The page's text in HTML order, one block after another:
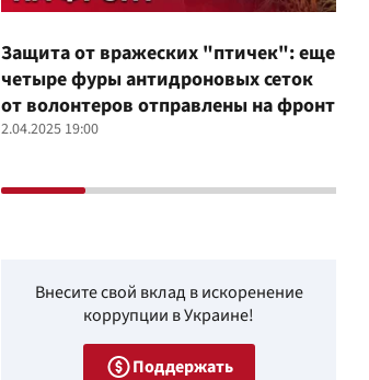
Защита от вражеских "птичек": еще
четыре фуры антидроновых сеток
от волонтеров отправлены на фронт
2.04.2025 19:00
Внесите свой вклад в искоренение
коррупции в Украине!
Поддержать